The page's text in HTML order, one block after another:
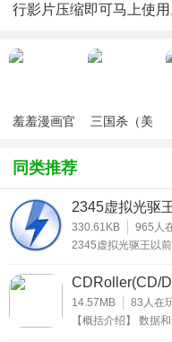
行影片压缩即可马上使用
羞羞漫画官
三国杀（美
同类推荐
2345虚拟光驱
330.61KB 965 人
2345虚拟光驱王以
据，所谓镜像文件其
文件按照一定的格式
使用，例如一个测试
具有ZIP压缩包的“
CDRoller(CD/
V11.82.52最新
14.57MB 83 人在
【概括介绍】 数据